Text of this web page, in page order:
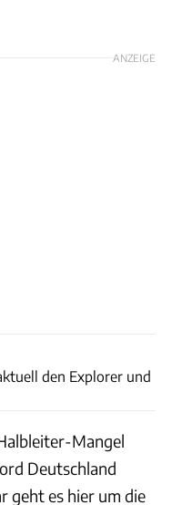
ANZEIGE
den Explorer und
Mangel
Deutschland
geht es hier um die